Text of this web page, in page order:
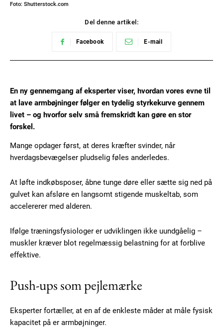
Foto: Shutterstock.com
Del denne artikel:
Facebook E-mail
En ny gennemgang af eksperter viser, hvordan vores evne til
at lave armbøjninger følger en tydelig styrkekurve gennem
livet – og hvorfor selv små fremskridt kan gøre en stor
forskel.
Mange opdager først, at deres kræfter svinder, når
hverdagsbevægelser pludselig føles anderledes.
At løfte indkøbsposer, åbne tunge døre eller sætte sig ned på
gulvet kan afsløre en langsomt stigende muskeltab, som
accelererer med alderen.
Ifølge træningsfysiologer er udviklingen ikke uundgåelig –
muskler kræver blot regelmæssig belastning for at forblive
effektive.
Push-ups som pejlemærke
Eksperter fortæller, at en af de enkleste måder at måle fysisk
kapacitet på er armbøjninger.